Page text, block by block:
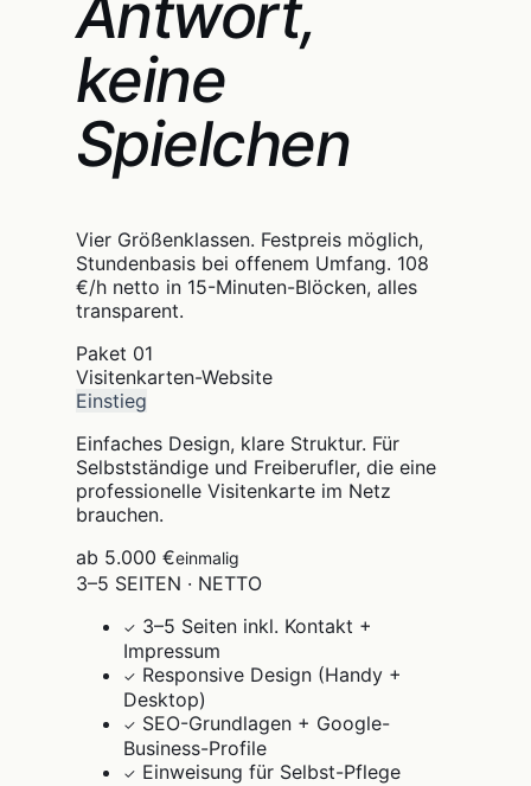
Antwort,
keine
Spielchen
Vier Größenklassen. Festpreis möglich,
Stundenbasis bei offenem Umfang. 108
€/h netto in 15-Minuten-Blöcken, alles
transparent.
Paket 01
Visitenkarten-Website
Einstieg
Einfaches Design, klare Struktur. Für
Selbstständige und Freiberufler, die eine
professionelle Visitenkarte im Netz
brauchen.
ab 5.000 €einmalig
3–5 SEITEN · NETTO
✓ 3–5 Seiten inkl. Kontakt +
Impressum
✓ Responsive Design (Handy +
Desktop)
✓ SEO-Grundlagen + Google-
Business-Profile
✓ Einweisung für Selbst-Pflege